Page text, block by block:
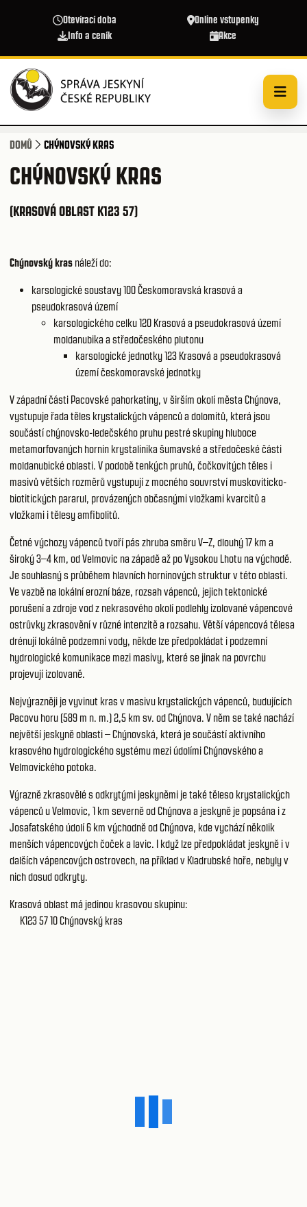
Otevírací doba
Online vstupenky
Info a ceník
Akce
DOMŮ CHÝNOVSKÝ KRAS
CHÝNOVSKÝ KRAS
(KRASOVÁ OBLAST K123 57)
Chýnovský kras náleží do:
karsologické soustavy 100Českomoravská krasová a
pseudokrasová území
karsologického celku 120 Krasová a pseudokrasová území
moldanubika a středočeského plutonu
karsologické jednotky 123 Krasová a pseudokrasová
území českomoravské jednotky
V západní části Pacovské pahorkatiny, v širším okolí města Chýnova,
vystupuje řada těles krystalických vápenců a dolomitů, která jsou
součástí chýnovsko-ledečského pruhu pestré skupiny hluboce
metamorfovaných hornin krystalinika šumavské a středočeské části
moldanubické oblasti. V podobě tenkých pruhů, čočkovitých těles i
masivů větších rozměrů vystupují z mocného souvrství muskoviticko-
biotitických pararul, provázených občasnými vložkami kvarcitů a
vložkami i tělesy amfibolitů.
Četné výchozy vápenců tvoří pás zhruba směru V–Z, dlouhý 17 km a
široký 3–4 km, od Velmovic na západě až po Vysokou Lhotu na východě.
Je souhlasný s průběhem hlavních horninových struktur v této oblasti.
Ve vazbě na lokální erozní báze, rozsah vápenců, jejich tektonické
porušení a zdroje vod z nekrasového okolí podlehly izolované vápencové
ostrůvky zkrasovění v různé intenzitě a rozsahu. Větší vápencová tělesa
drénují lokálně podzemní vody, někde lze předpokládat i podzemní
hydrologické komunikace mezi masivy, které se jinak na povrchu
projevují izolovaně.
Nejvýrazněji je vyvinut kras v masivu krystalických vápenců, budujících
Pacovu horu (589 m n. m.) 2,5 km sv. od Chýnova. V něm se také nachází
největší jeskyně oblasti – Chýnovská, která je součástí aktivního
krasového hydrologického systému mezi údolími Chýnovského a
Velmovického potoka.
Výrazně zkrasovělé s odkrytými jeskyněmi je také těleso krystalických
vápenců u Velmovic, 1 km severně od Chýnova a jeskyně je popsána i z
Josafatského údolí 6 km východně od Chýnova, kde vychází několik
menších vápencových čoček a lavic. I když lze předpokládat jeskyně i v
dalších vápencových ostrovech, na příklad v Kladrubské hoře, nebyly v
nich dosud odkryty.
Krasová oblast má jedinou krasovou skupinu:
K123 57 10Chýnovský kras